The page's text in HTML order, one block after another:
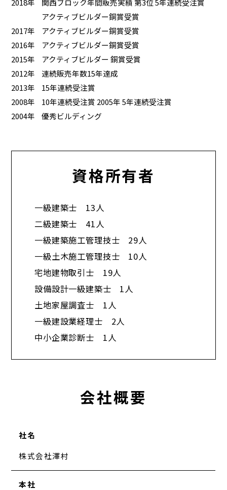
2018年
関西ブロック年間販売実績 第3位 5年連続受注賞
アクティブビルダー銅賞受賞
2017年
アクティブビルダー銅賞受賞
2016年
アクティブビルダー銅賞受賞
2015年
アクティブビルダー 銅賞受賞
2012年
連続販売年数15年達成
2013年
15年連続受注賞
2008年
10年連続受注賞 2005年 5年連続受注賞
2004年
優秀ビルディング
資格所有者
一級建築士 13人
二級建築士 41人
一級建築施工管理技士 29人
一級土木施工管理技士 10人
宅地建物取引士 19人
設備設計一級建築士 1人
土地家屋調査士 1人
一級建設業経理士 2人
中小企業診断士 1人​
会社概要
社名
株式会社澤村
本社